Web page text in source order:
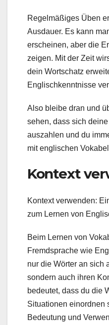
Regelmäßiges Üben
Ausdauer. Es kann
erscheinen, aber die
zeigen. Mit der Zeit
dein Wortschatz
Englischkenntnisse
Also bleibe dran und
sehen, dass sich
auszahlen und du
mit englischen
Kontext
Kontext verwenden:
zum Lernen von
Beim Lernen von
Fremdsprache wie
nur die Wörter an sich
sondern auch ihren
bedeutet, dass du die
Situationen einordnen
Bedeutung und